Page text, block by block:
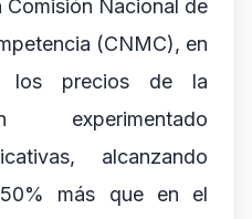
Comisión Nacional de
(CNMC), en
los precios de la
experimentado
alcanzando
más que en el